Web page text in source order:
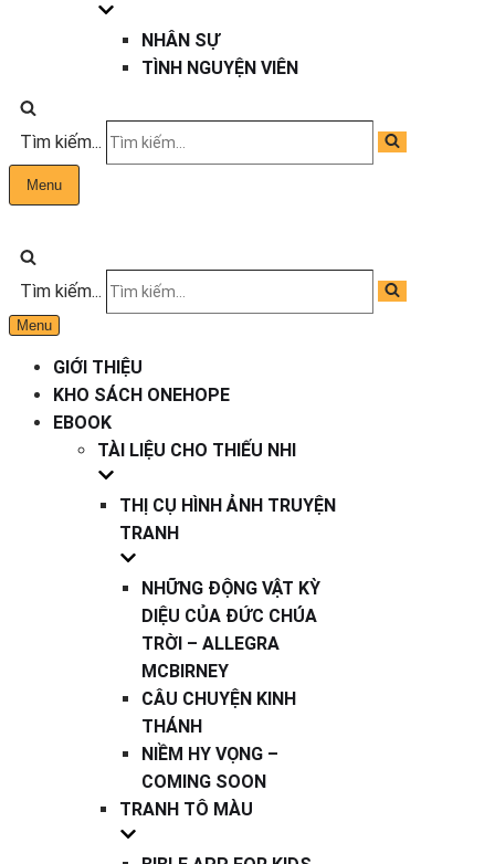
NHÂN SỰ
TÌNH NGUYỆN VIÊN
Tìm kiếm...
Menu
Tìm kiếm...
Menu
GIỚI THIỆU
KHO SÁCH ONEHOPE
EBOOK
TÀI LIỆU CHO THIẾU NHI
THỊ CỤ HÌNH ẢNH TRUYỆN
TRANH
NHỮNG ĐỘNG VẬT KỲ
DIỆU CỦA ĐỨC CHÚA
TRỜI – ALLEGRA
MCBIRNEY
CÂU CHUYỆN KINH
THÁNH
NIỀM HY VỌNG –
COMING SOON
TRANH TÔ MÀU